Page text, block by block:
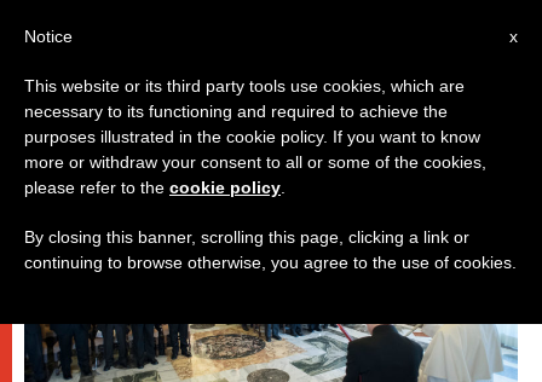
باباوات
x
Notice
This website or its third party tools use cookies, which are
necessary to its functioning and required to achieve the
purposes illustrated in the cookie policy. If you want to know
more or withdraw your consent to all or some of the cookies,
please refer to the cookie policy
By closing this banner, scrolling this page, clicking a link or
continuing to browse otherwise, you agree to the use of cookies.